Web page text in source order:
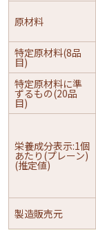
原材料
特定原材料(8品
目)
特定原材料に準
ずるもの(20品
目)
栄養成分表示:1個
あたり(プレーン)
(推定値)
製造販売元